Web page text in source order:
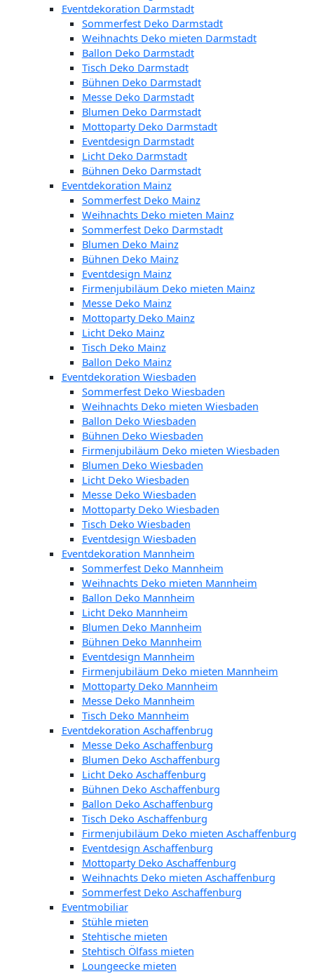
Eventdekoration Darmstadt
Sommerfest Deko Darmstadt
Weihnachts Deko mieten Darmstadt
Ballon Deko Darmstadt
Tisch Deko Darmstadt
Bühnen Deko Darmstadt
Messe Deko Darmstadt
Blumen Deko Darmstadt
Mottoparty Deko Darmstadt
Eventdesign Darmstadt
Licht Deko Darmstadt
Bühnen Deko Darmstadt
Eventdekoration Mainz
Sommerfest Deko Mainz
Weihnachts Deko mieten Mainz
Sommerfest Deko Darmstadt
Blumen Deko Mainz
Bühnen Deko Mainz
Eventdesign Mainz
Firmenjubiläum Deko mieten Mainz
Messe Deko Mainz
Mottoparty Deko Mainz
Licht Deko Mainz
Tisch Deko Mainz
Ballon Deko Mainz
Eventdekoration Wiesbaden
Sommerfest Deko Wiesbaden
Weihnachts Deko mieten Wiesbaden
Ballon Deko Wiesbaden
Bühnen Deko Wiesbaden
Firmenjubiläum Deko mieten Wiesbaden
Blumen Deko Wiesbaden
Licht Deko Wiesbaden
Messe Deko Wiesbaden
Mottoparty Deko Wiesbaden
Tisch Deko Wiesbaden
Eventdesign Wiesbaden
Eventdekoration Mannheim
Sommerfest Deko Mannheim
Weihnachts Deko mieten Mannheim
Ballon Deko Mannheim
Licht Deko Mannheim
Blumen Deko Mannheim
Bühnen Deko Mannheim
Eventdesign Mannheim
Firmenjubiläum Deko mieten Mannheim
Mottoparty Deko Mannheim
Messe Deko Mannheim
Tisch Deko Mannheim
Eventdekoration Aschaffenbrug
Messe Deko Aschaffenburg
Blumen Deko Aschaffenburg
Licht Deko Aschaffenburg
Bühnen Deko Aschaffenburg
Ballon Deko Aschaffenburg
Tisch Deko Aschaffenburg
Firmenjubiläum Deko mieten Aschaffenburg
Eventdesign Aschaffenburg
Mottoparty Deko Aschaffenburg
Weihnachts Deko mieten Aschaffenburg
Sommerfest Deko Aschaffenburg
Eventmobiliar
Stühle mieten
Stehtische mieten
Stehtisch Ölfass mieten
Loungeecke mieten